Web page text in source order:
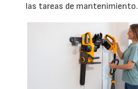
las tareas de mantenimiento.